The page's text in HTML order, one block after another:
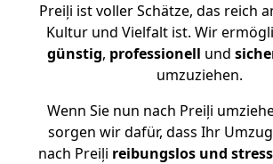
Preiļi ist voller Schätze, das reich
Kultur und Vielfalt ist. Wir
günstig, professionell und
umzuziehen.
Wenn Sie nun nach Preiļi
sorgen wir dafür, dass Ihr
nach Preiļi reibungslos und